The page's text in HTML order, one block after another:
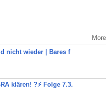
More
nicht wieder | Bares f
klären! ?⚡️ Folge 7.3.